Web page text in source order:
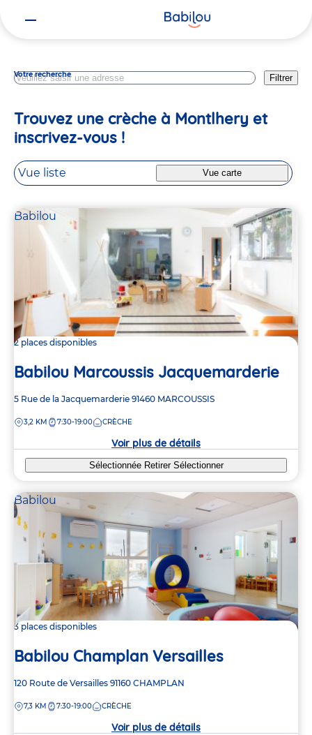
Votre recherche Filtrer
Trouvez une crèche à Montlhery et
inscrivez-vous !
Vue liste Vue carte
Babilou
2 places disponibles
Babilou Marcoussis Jacquemarderie
Adresse
la
5 Rue de la Jacquemarderie 91460 MARCOUSSIS
DISTANCE
3,2 KM 7:30-19:00 CRÈCHE
Voir plus de détails
Sélectionnée Retirer Sélectionner
Babilou
3 places disponibles
Babilou Champlan Versailles
Adresse
la
120 Route de Versailles 91160 CHAMPLAN
DISTANCE
7,3 KM 7:30-19:00 CRÈCHE
Voir plus de détails